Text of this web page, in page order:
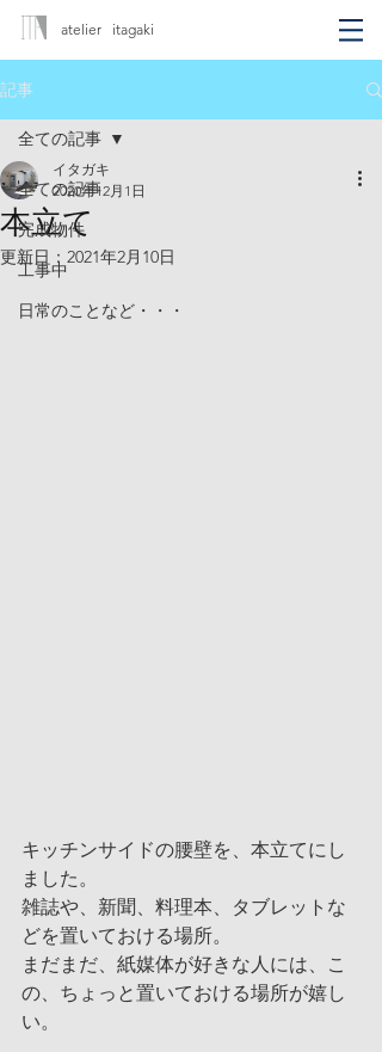
atelier itagaki
記事
全ての記事
完成物件
工事中
日常のことなど・・・
全ての記事
本立て
イタガキ
2020年12月1日
更新日： 2021年2月10日
キッチンサイドの腰壁を、本立てにし
ました。
雑誌や、新聞、料理本、タブレットな
どを置いておける場所。
まだまだ、紙媒体が好きな人には、こ
の、ちょっと置いておける場所が嬉し
い。